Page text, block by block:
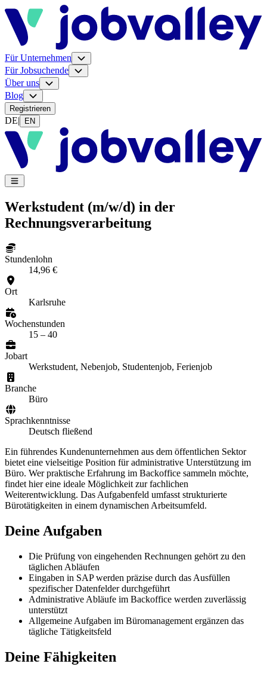
Für Unternehmen
Für Jobsuchende
Über uns
Blog
Registrieren
DE| EN
Werkstudent (m/w/d) in der
Rechnungsverarbeitung
Stundenlohn
14,96 €
Ort
Karlsruhe
Wochenstunden
15 – 40
Jobart
Werkstudent, Nebenjob, Studentenjob, Ferienjob
Branche
Büro
Sprachkenntnisse
Deutsch fließend
Ein führendes Kundenunternehmen aus dem öffentlichen Sektor
bietet eine vielseitige Position für administrative Unterstützung im
Büro. Wer praktische Erfahrung im Backoffice sammeln möchte,
findet hier eine ideale Möglichkeit zur fachlichen
Weiterentwicklung. Das Aufgabenfeld umfasst strukturierte
Bürotätigkeiten in einem dynamischen Arbeitsumfeld.
Deine Aufgaben
Die Prüfung von eingehenden Rechnungen gehört zu den
täglichen Abläufen
Eingaben in SAP werden präzise durch das Ausfüllen
spezifischer Datenfelder durchgeführt
Administrative Abläufe im Backoffice werden zuverlässig
unterstützt
Allgemeine Aufgaben im Büromanagement ergänzen das
tägliche Tätigkeitsfeld
Deine Fähigkeiten